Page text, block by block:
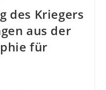
des Kriegers
aus der
für